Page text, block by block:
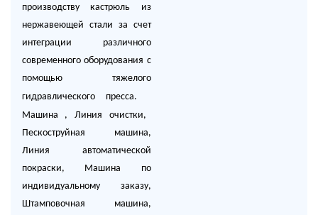
производству кастрюль из
нержавеющей стали за счет
интеграции различного
современного оборудования с
помощью тяжелого
гидравлического пресса.
Машина , Линия очистки,
Пескоструйная машина,
Линия автоматической
покраски, Машина по
индивидуальному заказу,
Штамповочная машина,